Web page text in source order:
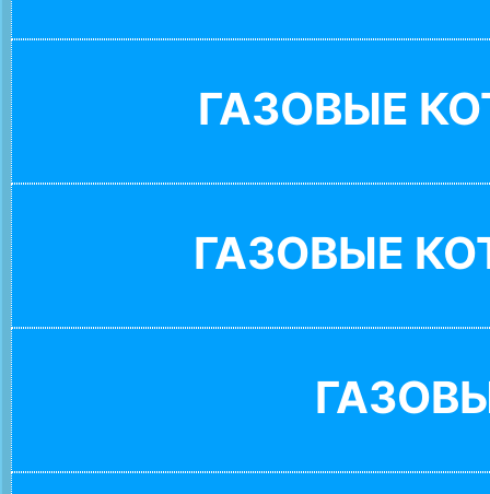
ГАЗОВЫЕ
ГАЗОВЫЕ